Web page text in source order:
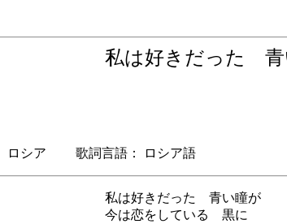
私は好きだった
ロシア 歌詞言語： ロシア語
私は好きだった 青い瞳が
今は恋をしている 黒に